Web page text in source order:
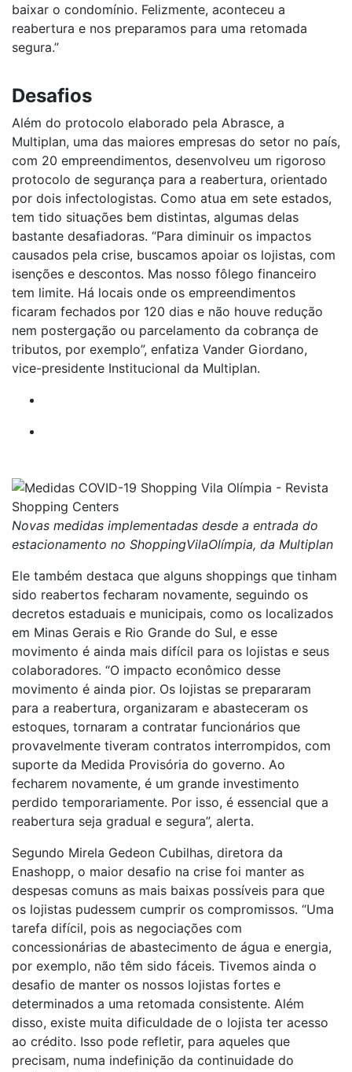
baixar o condomínio. Felizmente, aconteceu a
reabertura e nos preparamos para uma retomada
segura.”
Desafios
Além do protocolo elaborado pela Abrasce, a
Multiplan, uma das maiores empresas do setor no país,
com 20 empreendimentos, desenvolveu um rigoroso
protocolo de segurança para a reabertura, orientado
por dois infectologistas. Como atua em sete estados,
tem tido situações bem distintas, algumas delas
bastante desafiadoras. “Para diminuir os impactos
causados pela crise, buscamos apoiar os lojistas, com
isenções e descontos. Mas nosso fôlego financeiro
tem limite. Há locais onde os empreendimentos
ficaram fechados por 120 dias e não houve redução
nem postergação ou parcelamento da cobrança de
tributos, por exemplo”, enfatiza Vander Giordano,
vice-presidente Institucional da Multiplan.
Novas medidas implementadas desde a entrada do
estacionamento no ShoppingVilaOlímpia, da Multiplan
Ele também destaca que alguns shoppings que tinham
sido reabertos fecharam novamente, seguindo os
decretos estaduais e municipais, como os localizados
em Minas Gerais e Rio Grande do Sul, e esse
movimento é ainda mais difícil para os lojistas e seus
colaboradores. “O impacto econômico desse
movimento é ainda pior. Os lojistas se prepararam
para a reabertura, organizaram e abasteceram os
estoques, tornaram a contratar funcionários que
provavelmente tiveram contratos interrompidos, com
suporte da Medida Provisória do governo. Ao
fecharem novamente, é um grande investimento
perdido temporariamente. Por isso, é essencial que a
reabertura seja gradual e segura”, alerta.
Segundo Mirela Gedeon Cubilhas, diretora da
Enashopp, o maior desafio na crise foi manter as
despesas comuns as mais baixas possíveis para que
os lojistas pudessem cumprir os compromissos. “Uma
tarefa difícil, pois as negociações com
concessionárias de abastecimento de água e energia,
por exemplo, não têm sido fáceis. Tivemos ainda o
desafio de manter os nossos lojistas fortes e
determinados a uma retomada consistente. Além
disso, existe muita dificuldade de o lojista ter acesso
ao crédito. Isso pode refletir, para aqueles que
precisam, numa indefinição da continuidade do